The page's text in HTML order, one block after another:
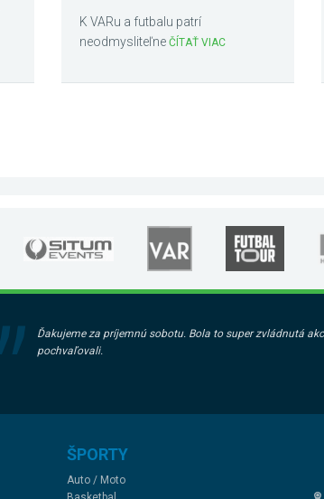
K VARu a futbalu patrí
neodmysliteľneČÍTAŤ VIAC
Ďakujeme za príjemnú sobotu. Bola to super zvládnutá
pochvaľovali.
ŠPORTY
Auto / Moto